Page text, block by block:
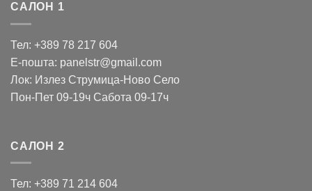
САЛОН 1
Тел: +389 78 217 604
Е-пошта: panelstr@gmail.com
Лок: Излез Струмица-Ново Село
Пон-Пет 09-19ч Сабота 09-17ч
САЛОН 2
Тел: +389 71 214 604